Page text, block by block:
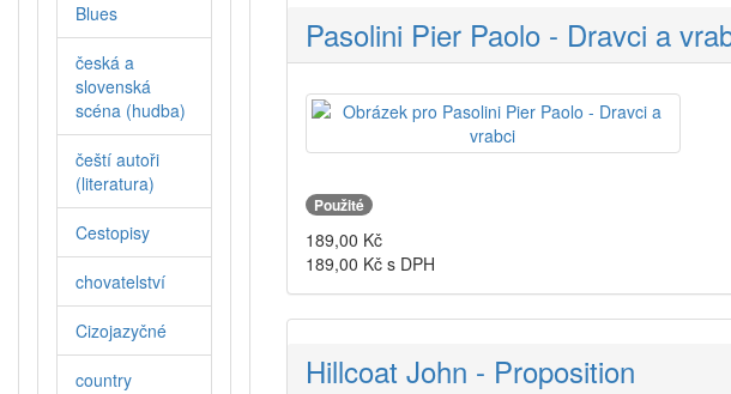
Pasolini Pier Paolo - Dravci a
Použité
189,00 Kč
189,00 Kč s DPH
Hillcoat John - Proposition
Blues
česká a
slovenská
scéna (hudba)
čeští autoři
(literatura)
Cestopisy
chovatelství
Cizojazyčné
country